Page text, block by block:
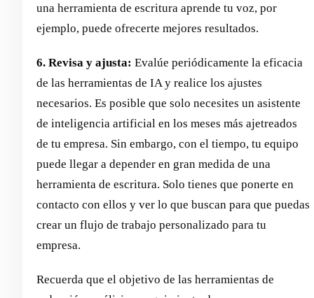
una herramienta de escritura aprende tu voz, por
ejemplo, puede ofrecerte mejores resultados.
6. Revisa y ajusta: Evalúe periódicamente la eficacia
de las herramientas de IA y realice los ajustes
necesarios. Es posible que solo necesites un asistente
de inteligencia artificial en los meses más ajetreados
de tu empresa. Sin embargo, con el tiempo, tu equipo
puede llegar a depender en gran medida de una
herramienta de escritura. Solo tienes que ponerte en
contacto con ellos y ver lo que buscan para que puedas
crear un flujo de trabajo personalizado para tu
empresa.
Recuerda que el objetivo de las herramientas de